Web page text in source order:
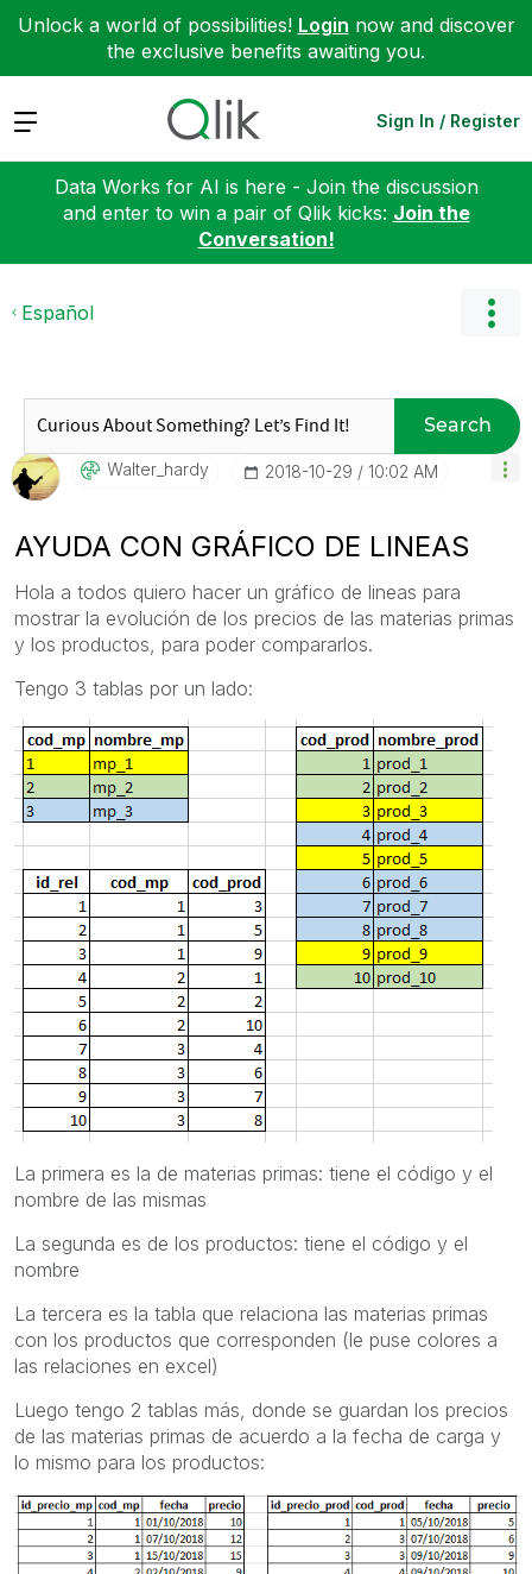
Unlock a world of possibilities! Login now and discover
the exclusive benefits awaiting you.
Expand Sign In / Register
Data Works for AI is here - Join the discussion
and enter to win a pair of Qlik kicks: Join the
Conversation!
Español
Search
Walter_hardy ‎2018-10-29 10:02 AM
AYUDA CON GRÁFICO DE LINEAS
Hola a todos quiero hacer un gráfico de lineas para
mostrar la evolución de los precios de las materias primas
y los productos, para poder compararlos.
Tengo 3 tablas por un lado:
La primera es la de materias primas: tiene el código y el
nombre de las mismas
La segunda es de los productos: tiene el código y el
nombre
La tercera es la tabla que relaciona las materias primas
con los productos que corresponden (le puse colores a
las relaciones en excel)
Luego tengo 2 tablas más, donde se guardan los precios
de las materias primas de acuerdo a la fecha de carga y
lo mismo para los productos: